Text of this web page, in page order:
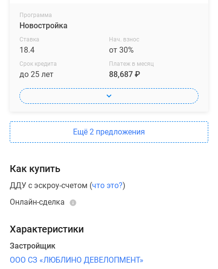
самых
разнообразных
игр.
Здесь
интересно
детям
разного
возраста
от
малышей
Жителям
Люблинский
и
их
друзьям
доступен
Программа
Новостройка
Ставка
18.4
Нач. взнос
от 30%
Срок кредита
до 25 лет
Платеж в месяц
88,687 ₽
Ещё 2 предложения
Как купить
ДДУ с эскроу-счетом (что это?)
Онлайн-сделка
Характеристики
Застройщик
ООО СЗ «ЛЮБЛИНО ДЕВЕЛОПМЕНТ»